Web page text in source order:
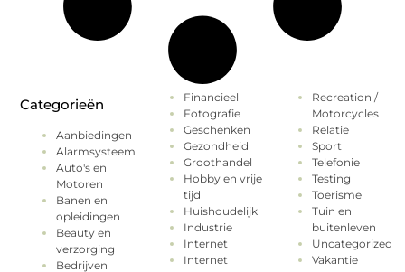
Categorieën
Aanbiedingen
Alarmsysteem
Auto's en
Motoren
Banen en
opleidingen
Beauty en
verzorging
Bedrijven
Financieel
Fotografie
Geschenken
Gezondheid
Groothandel
Hobby en vrije
tijd
Huishoudelijk
Industrie
Internet
Internet
Recreation /
Motorcycles
Relatie
Sport
Telefonie
Testing
Toerisme
Tuin en
buitenleven
Uncategorized
Vakantie